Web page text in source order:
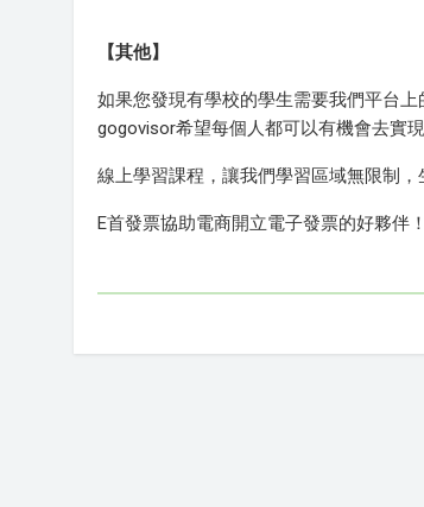
【其他】
如果您發現有學校的學生需要我們平台
gogovisor希望每個人都可以有機會去實
線上學習課程，讓我們學習區域無限制
E首發票協助電商開立電子發票的好夥伴